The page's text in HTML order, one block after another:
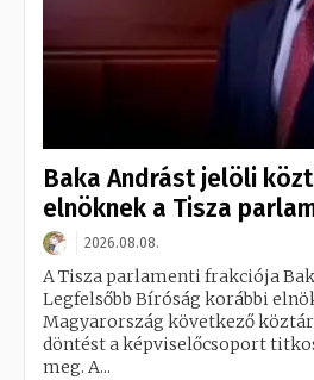
Baka Andrást jelöli
elnöknek a Tisza
2026.08.08.
A Tisza parlamenti frakciója
Legfelsőbb Bíróság korábbi
Magyarország következő
döntést a képviselőcsoport
meg. A...